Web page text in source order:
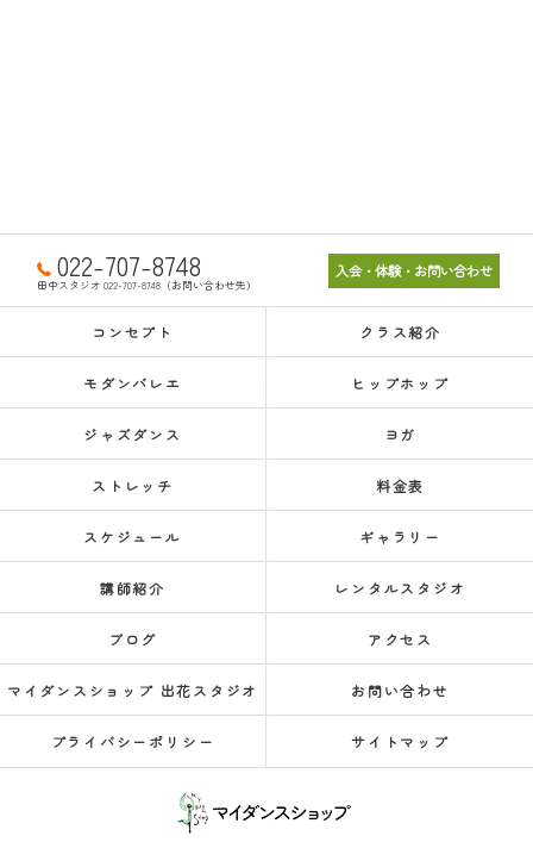
022-707-8748
田中スタジオ 022-707-8748（お問い合わせ先）
入会・体験・お問い合わせ
コンセプト クラス紹介
モダンバレエ ヒップホップ
ジャズダンス ヨガ
ストレッチ 料金表
スケジュール ギャラリー
講師紹介 レンタルスタジオ
ブログ アクセス
マイダンスショップ 出花スタジオ お問い合わせ
プライバシーポリシー サイトマップ